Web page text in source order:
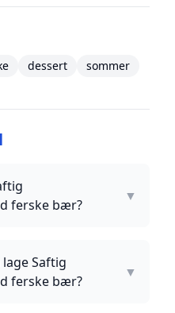
dessert sommer
ferske bær?
▼
Saftig
ferske bær?
▼